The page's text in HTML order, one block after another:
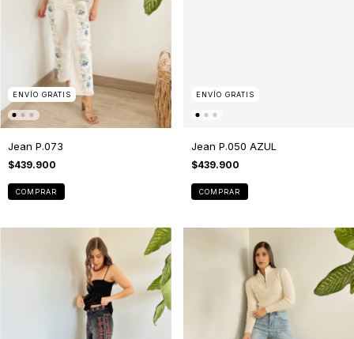
ENVÍO GRATIS
Jean P.073
$439.900
COMPRAR
ENVÍO GRATIS
Jean P.050 AZUL
$439.900
COMPRAR